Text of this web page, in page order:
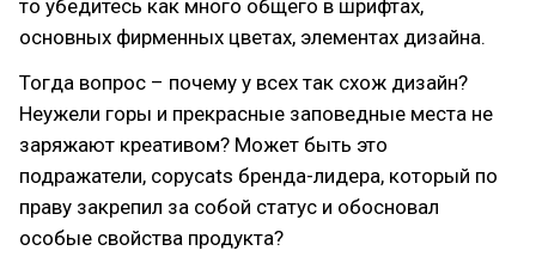
то убедитесь как много общего в шрифтах,
основных фирменных цветах, элементах дизайна.
Тогда вопрос – почему у всех так схож дизайн?
Неужели горы и прекрасные заповедные места не
заряжают креативом? Может быть это
подражатели, copycats бренда-лидера, который по
праву закрепил за собой статус и обосновал
особые свойства продукта?